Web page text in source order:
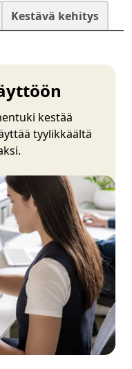
Kestävä kehitys
kestää
tyylikkäältä